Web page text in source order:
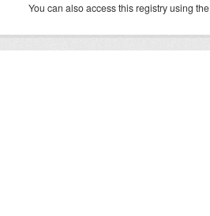
You can also access this registry using the